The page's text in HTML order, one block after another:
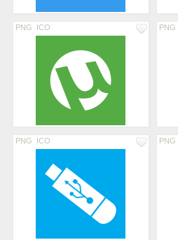
PNG ICO PNG
PNG ICO PNG